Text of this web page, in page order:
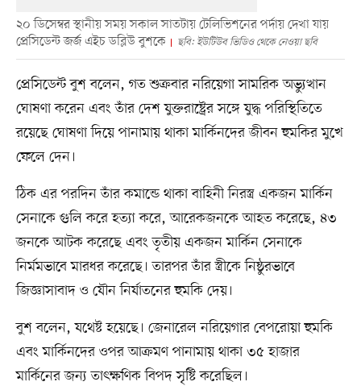
২০ ডিসেম্বর স্থানীয় সময় সকাল সাতটায় টেলিভিশনের পর্দায় দেখা যায়
প্রেসিডেন্ট জর্জ এইচ ডব্লিউ বুশকে
ছবি: ইউটিউব ভিডিও থেকে নেওয়া ছবি
প্রেসিডেন্ট বুশ বলেন, গত শুক্রবার নরিয়েগা সামরিক অভ্যুত্থান
ঘোষণা করেন এবং তাঁর দেশ যুক্তরাষ্ট্রের সঙ্গে যুদ্ধ পরিস্থিতিতে
রয়েছে ঘোষণা দিয়ে পানামায় থাকা মার্কিনদের জীবন হুমকির মুখে
ফেলে দেন।
ঠিক এর পরদিন তাঁর কমান্ডে থাকা বাহিনী নিরস্ত্র একজন মার্কিন
সেনাকে গুলি করে হত্যা করে, আরেকজনকে আহত করেছে, ৪৩
জনকে আটক করেছে এবং তৃতীয় একজন মার্কিন সেনাকে
নির্মমভাবে মারধর করেছে। তারপর তাঁর স্ত্রীকে নিষ্ঠুরভাবে
জিজ্ঞাসাবাদ ও যৌন নির্যাতনের হুমকি দেয়।
বুশ বলেন, যথেষ্ট হয়েছে। জেনারেল নরিয়েগার বেপরোয়া হুমকি
এবং মার্কিনদের ওপর আক্রমণ পানামায় থাকা ৩৫ হাজার
মার্কিনের জন্য তাৎক্ষণিক বিপদ সৃষ্টি করেছিল।